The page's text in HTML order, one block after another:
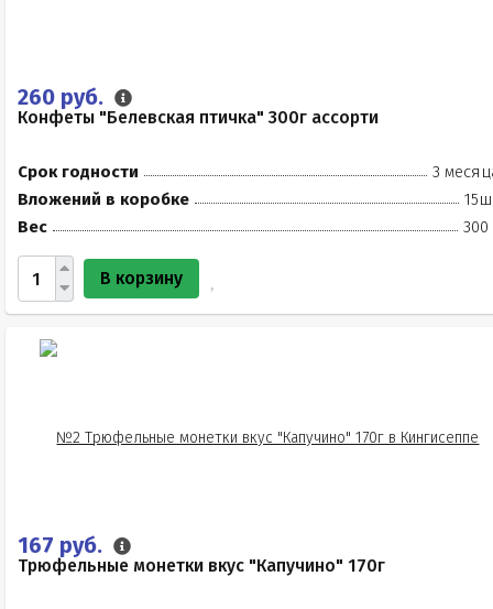
260 руб.
Конфеты "Белевская птичка" 300г ассорти
Срок годности
3
Вложений в коробке
Вес
300
В корзину
167 руб.
Трюфельные монетки вкус "Капучино" 170г